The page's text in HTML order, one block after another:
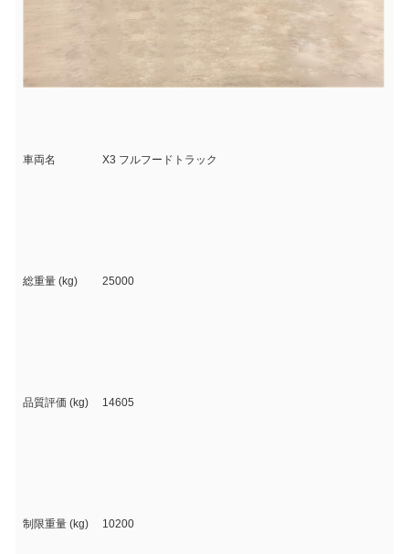
車両名 X3 フルフードトラック
総重量 (kg) 25000
品質評価 (kg) 14605
制限重量 (kg) 10200